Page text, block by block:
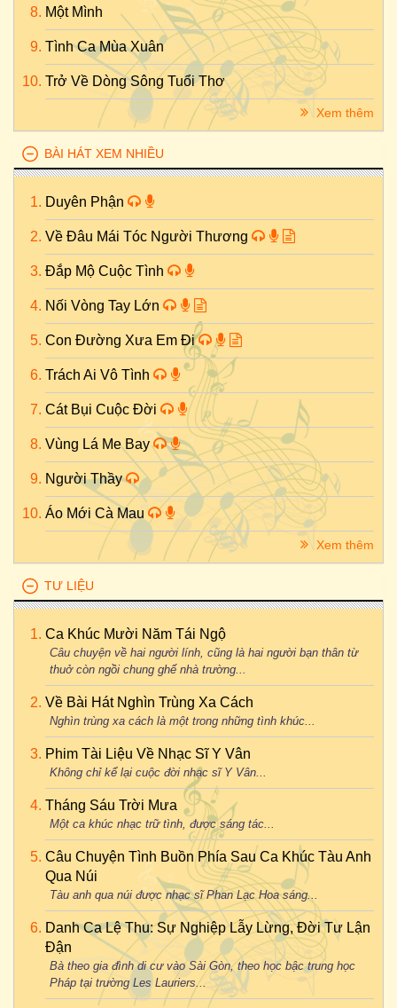
Một Mình
Tình Ca Mùa Xuân
Trở Về Dòng Sông Tuổi Thơ
Xem thêm
BÀI HÁT XEM NHIỀU
Duyên Phận
Về Đâu Mái Tóc Người Thương
Đắp Mộ Cuộc Tình
Nối Vòng Tay Lớn
Con Đường Xưa Em Đi
Trách Ai Vô Tình
Cát Bụi Cuộc Đời
Vùng Lá Me Bay
Người Thầy
Áo Mới Cà Mau
Xem thêm
TƯ LIỆU
Ca Khúc Mười Năm Tái Ngộ
Câu chuyện về hai người lính, cũng là hai người bạn thân từ
thuở còn ngồi chung ghế nhà trường...
Về Bài Hát Nghìn Trùng Xa Cách
Nghìn trùng xa cách là một trong những tình khúc...
Phim Tài Liệu Về Nhạc Sĩ Y Vân
Không chỉ kể lại cuộc đời nhạc sĩ Y Vân...
Tháng Sáu Trời Mưa
Một ca khúc nhạc trữ tình, được sáng tác...
Câu Chuyện Tình Buồn Phía Sau Ca Khúc Tàu Anh
Qua Núi
Tàu anh qua núi được nhạc sĩ Phan Lạc Hoa sáng...
Danh Ca Lệ Thu: Sự Nghiệp Lẫy Lừng, Đời Tư Lận
Đận
Bà theo gia đình di cư vào Sài Gòn, theo học bậc trung học
Pháp tại trường Les Lauriers...